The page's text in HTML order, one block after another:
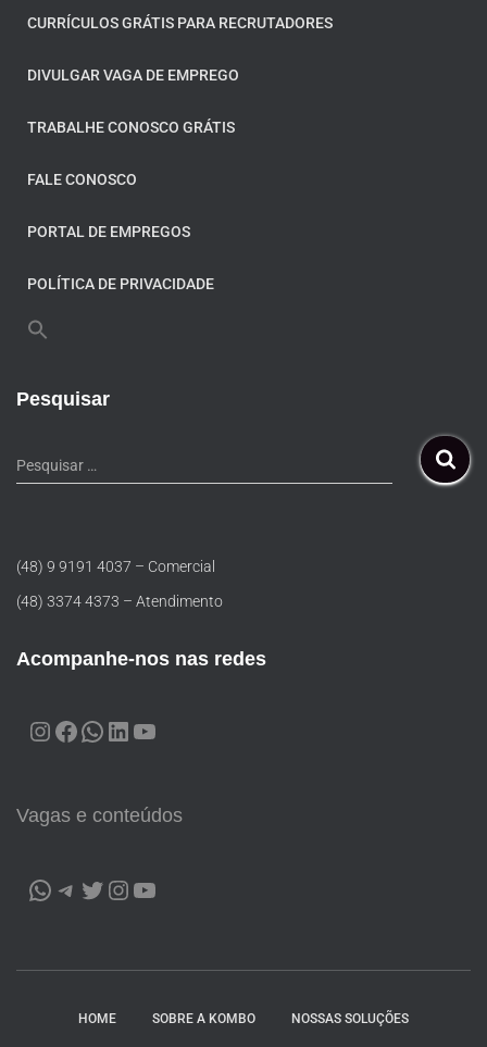
CURRÍCULOS GRÁTIS PARA RECRUTADORES
DIVULGAR VAGA DE EMPREGO
TRABALHE CONOSCO GRÁTIS
FALE CONOSCO
PORTAL DE EMPREGOS
POLÍTICA DE PRIVACIDADE
Pesquisar
Pesquisar …
(48) 9 9191 4037 – Comercial
(48) 3374 4373 – Atendimento
Acompanhe-nos nas redes
Vagas e conteúdos
HOME SOBRE A KOMBO NOSSAS SOLUÇÕES